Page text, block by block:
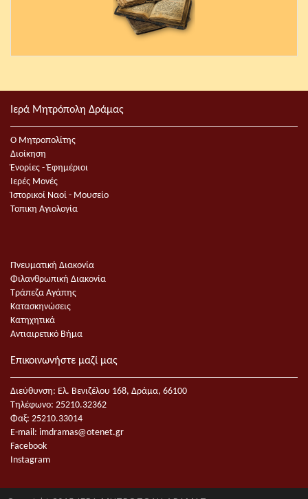
Ιερά Μητρόπολη Δράμας
Ο Μητροπολίτης
Διοίκηση
Ἐνορίες - Ἐφημέριοι
Ιερές Μονές
Ἱστορικοί Ναοί - Μουσείο
Τοπικη Αγιολογία
Πνευματική Διακονία
Φιλανθρωπική Διακονία
Τράπεζα Αγάπης
Κατασκηνώσεις
Κατηχητικά
Αντιαιρετικό Βήμα
Επικοινωνήστε μαζί μας
Διεύθυνση: Ελ. Βενιζέλου 168, Δράμα, 66100
Τηλέφωνο: 25210.32362
Φαξ: 25210.33014
E-mail: imdramas@otenet.gr
Facebook
Instagram